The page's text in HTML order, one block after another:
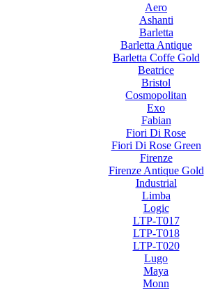
Aero
Ashanti
Barletta
Barletta Antique
Barletta Coffe Gold
Beatrice
Bristol
Cosmopolitan
Exo
Fabian
Fiori Di Rose
Fiori Di Rose Green
Firenze
Firenze Antique Gold
Industrial
Limba
Logic
LTP-T017
LTP-T018
LTP-T020
Lugo
Maya
Monn